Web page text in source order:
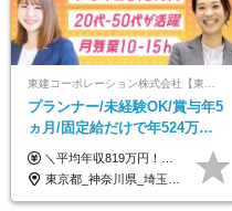
プランナー/未経験OK/賞与年5
ヵ月/固定給だけで年524万円
可能/二人に一人が年収700万
円/休めて稼げる
＼平均年収819万円！社員の最大年収3,131万円／ ＼2人に1人が年収700万円以上／ ＼5人に1人が年収1,000万円以上！／ 固定給だけで、年収524万円も可能！ インセンティブだけでなく固定給でもしっかり稼げる仕組みです！ 【入社初年度】 年収400万～550万円＋インセンティブ →月給26万3,000円～29万5,600円＋賞与年2回（基本給×約5ヵ月分※前年度実績）＋インセンティブ＋各種手当 【インセンティブ】 1物件着工で目安80万～200万円 ※建物の契約金額実績によります 【各種手当】 ・都市手当…月1万円～3万円（首都圏・東海圏・関西圏で弊社指定の事業所に勤務する方が対象） ・家族手当…配偶者：月1万円、子供1名につき：月5千円 ・資格手当…FP資格1級：月1万円、2級：月5千円、3級：月3千円 ・役職手当…昇進欄に詳細記載（主任補：月5千円→主任：月1万円…） 【その他】 ※上記月給には、固定残業代【47時間分（7万3,800円以上）】が含まれます ※月平均残業時間は14時間と少なめです（2023年度） ※固定残業代の時間数を超える時間外労働は追加で支給 但し、時間数を超える時間外労働が発生する場合もあります（特別条項付き協定締結済）
東京都_神奈川県_埼玉県_千葉県_大阪府_愛知県_宮城県_茨城県_栃木県_群馬県_静岡県_兵庫県_京都府_福岡県